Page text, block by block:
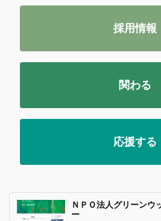
採用情報
関わる
応援する
ＮＰＯ法人グリーンウ
ー